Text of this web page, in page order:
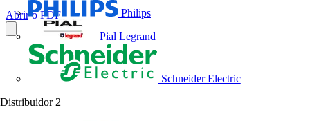
Philips
Pial Legrand
Schneider Electric
Distribuidor 2
Abrir o PDF